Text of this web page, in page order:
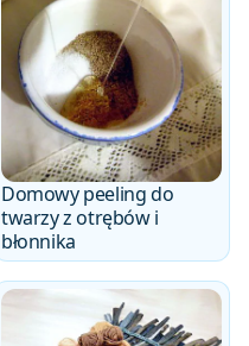
Domowy peeling do
twarzy z otrębów i
błonnika